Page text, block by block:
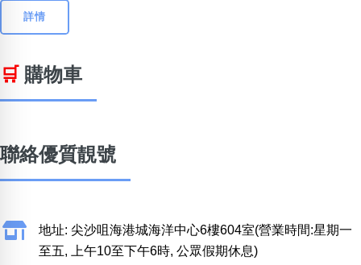
詳情
🛒 購物車
聯絡優質靚號
地址: 尖沙咀海港城海洋中心6樓604室(營業時間:星期一
至五, 上午10至下午6時, 公眾假期休息)